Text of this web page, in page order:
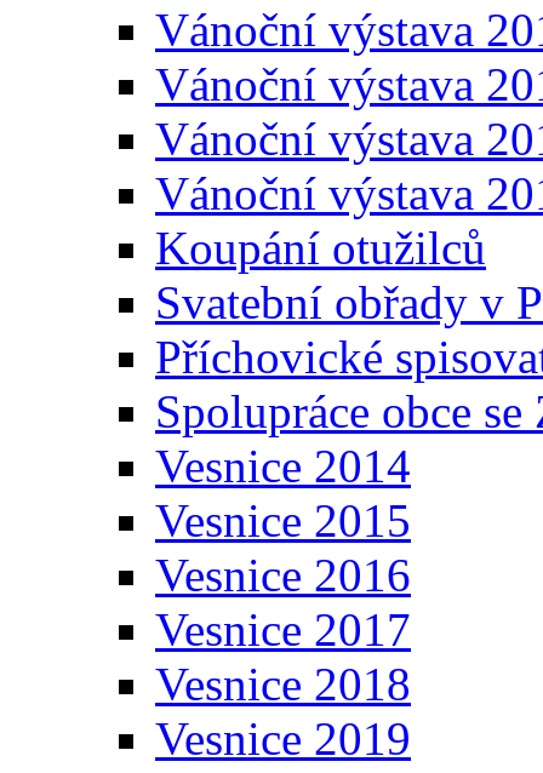
Vánoční výstava
Vánoční výstava
Vánoční výstava
Vánoční výstava
Koupání otužilců
Svatební obřady v
Příchovické
Spolupráce obce
Vesnice 2014
Vesnice 2015
Vesnice 2016
Vesnice 2017
Vesnice 2018
Vesnice 2019